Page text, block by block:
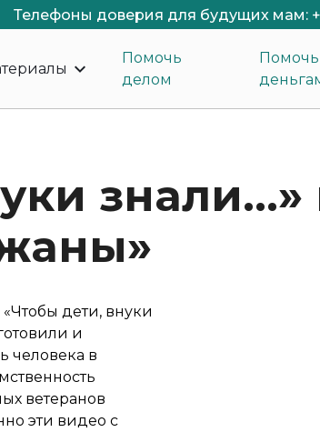
Телефоны доверия для будущих мам:
Помочь
делом
Помочь
знали…»
дети, внуки
и
человека в
ветеранов
эти видео с